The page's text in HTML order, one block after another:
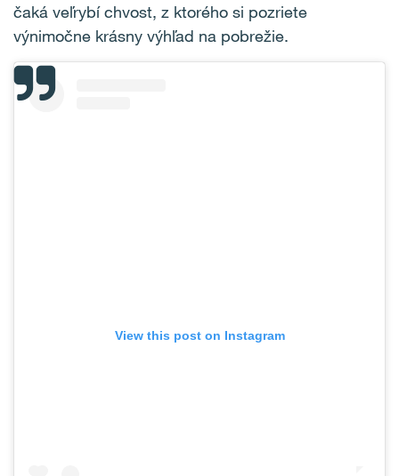
čaká veľrybí chvost, z ktorého si pozriete
výnimočne krásny výhľad na pobrežie.
View this post on Instagram